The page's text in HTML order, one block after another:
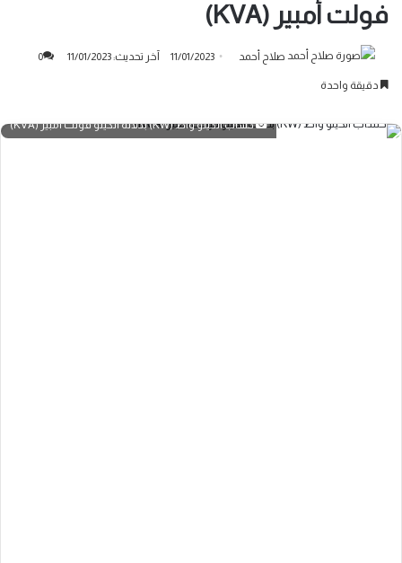
فولت أمبير (KVA)
صلاح أحمد 11/01/2023 آخر تحديث: 11/01/2023 0
دقيقة واحدة
حساب الكيلو واط (KW) بدلالة الكيلو فولت أمبير (KVA)